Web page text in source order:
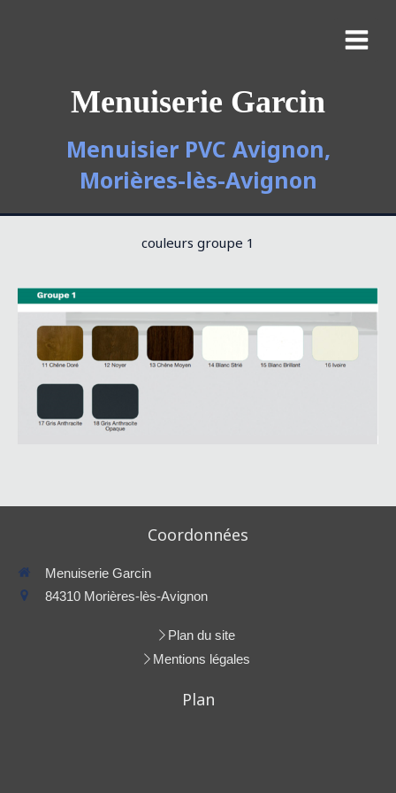
Menuiserie Garcin
Menuisier PVC Avignon,
Morières-lès-Avignon
couleurs groupe 1
Coordonnées
Menuiserie Garcin
84310 Morières-lès-Avignon
Plan du site
Mentions légales
Plan